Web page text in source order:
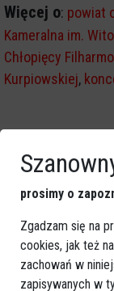
Więcej o: powiat
Kameralna im.
Chłopięcy
Kurpiowskiej,
prosimy o
Zgadzam się na
cookies, jak też
zachowań w
zapisywanych w